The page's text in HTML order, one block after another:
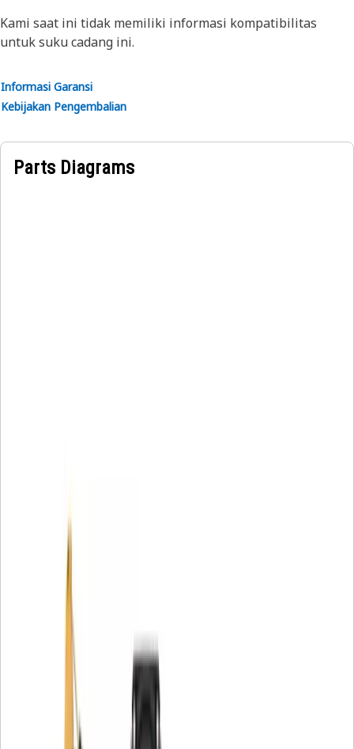
Kami saat ini tidak memiliki informasi kompatibilitas
untuk suku cadang ini.
Informasi Garansi
Kebijakan Pengembalian
Parts Diagrams